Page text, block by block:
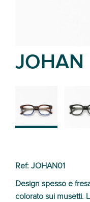
JOHAN
Ref: JOHAN01
Design spesso e
colorato sui musetti.